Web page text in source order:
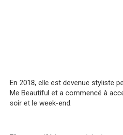
En 2018, elle est devenue styliste
Me Beautiful et a commencé à
soir et le week-end.